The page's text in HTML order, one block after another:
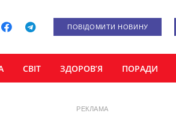
ПОВІДОМИТИ НОВИНУ
СВІТ ЗДОРОВ’Я ПОРАДИ
РЕКЛАМА